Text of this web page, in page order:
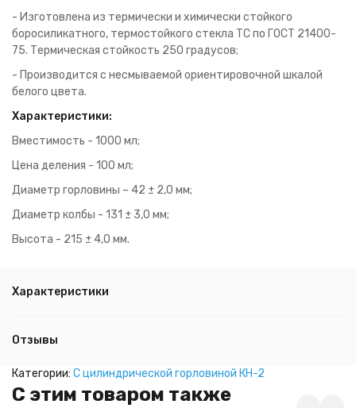
- Изготовлена из термически и химически стойкого
боросиликатного, термостойкого стекла ТС по ГОСТ 21400-
75. Термическая стойкость 250 градусов;
- Производится с несмываемой ориентировочной шкалой
белого цвета.
Характеристики:
Вместимость - 1000 мл;
Цена деления - 100 мл;
Диаметр горловины – 42 ± 2,0 мм;
Диаметр колбы - 131 ± 3,0 мм;
Высота - 215 ± 4,0 мм.
Характеристики
Отзывы
Категории: С цилиндрической горловиной КН-2
C этим товаром также